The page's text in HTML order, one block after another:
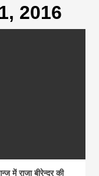
of
2016
में राजा बीरेन्द्र की